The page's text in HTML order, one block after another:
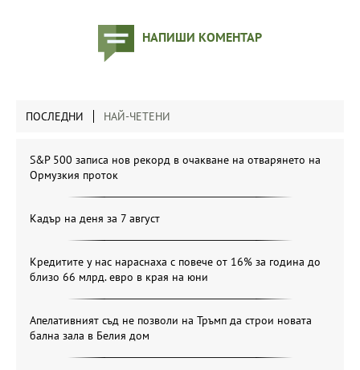
НАПИШИ КОМЕНТАР
ПОСЛЕДНИ НАЙ-ЧЕТЕНИ
S&P 500 записа нов рекорд в очакване на отварянето на
Ормузкия проток
Кадър на деня за 7 август
Кредитите у нас нараснаха с повече от 16% за година до
близо 66 млрд. евро в края на юни
Апелативният съд не позволи на Тръмп да строи новата
бална зала в Белия дом